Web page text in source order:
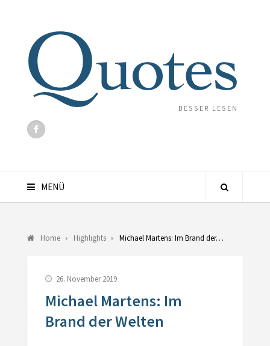
BESSER LESEN
MENÜ
Home Highlights Michael Martens: Im Brand der…
26. November 2019
Michael Martens: Im
Brand der Welten